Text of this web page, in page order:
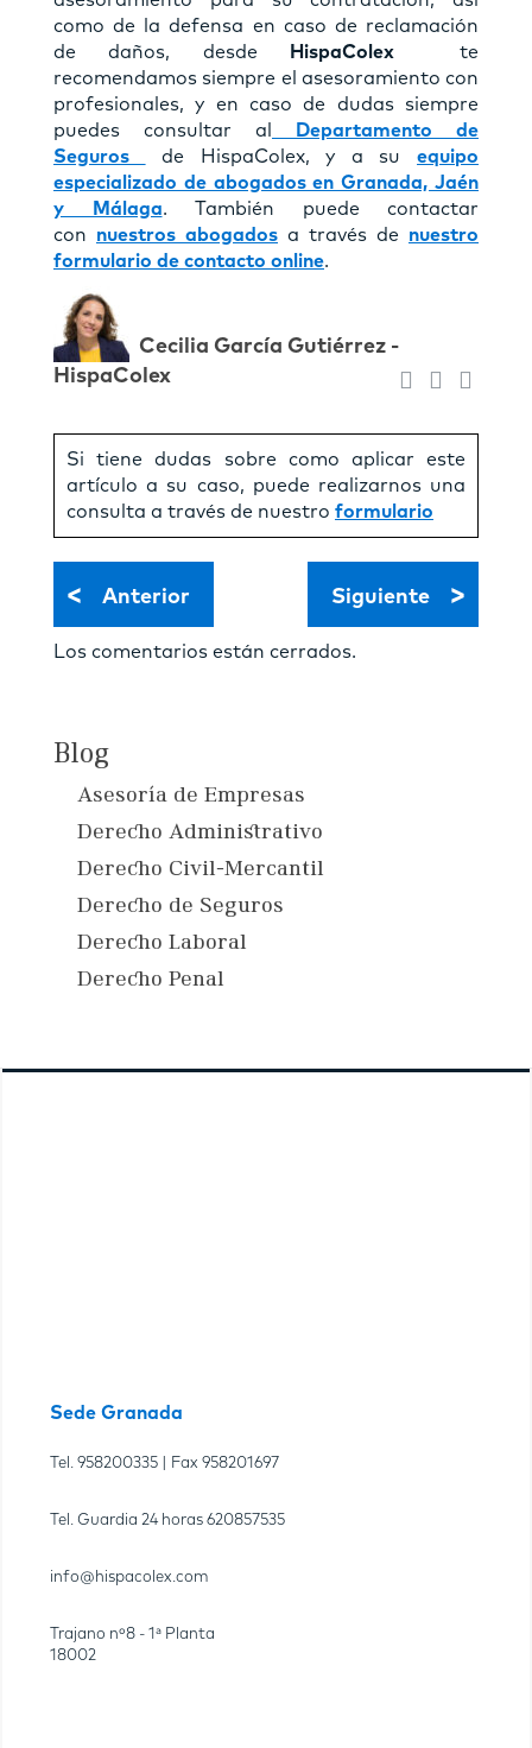
como de la defensa en caso de reclamación
de daños, desde
HispaColex te
recomendamos siempre el asesoramiento con
profesionales, y en caso de dudas siempre
puedes consultar al
Departamento de
Seguros
de HispaColex, y a suequipo
especializado de abogados en Granada, Jaén
y Málaga. También puede contactar
con nuestros abogados a través de nuestro
formulario de contacto online.
Cecilia Garcí­a Gutiérrez -
HispaColex
Si tiene dudas sobre como aplicar este
artículo a su caso, puede realizarnos una
consulta a través de nuestro formulario
< Anterior Siguiente >
Los comentarios están cerrados.
Blog
Asesoría de Empresas
Derecho Administrativo
Derecho Civil-Mercantil
Derecho de Seguros
Derecho Laboral
Derecho Penal
Sede Granada
Tel. 958200335 | Fax 958201697
Tel. Guardia 24 horas 620857535
info@hispacolex.com
Trajano nº8 - 1ª Planta
18002